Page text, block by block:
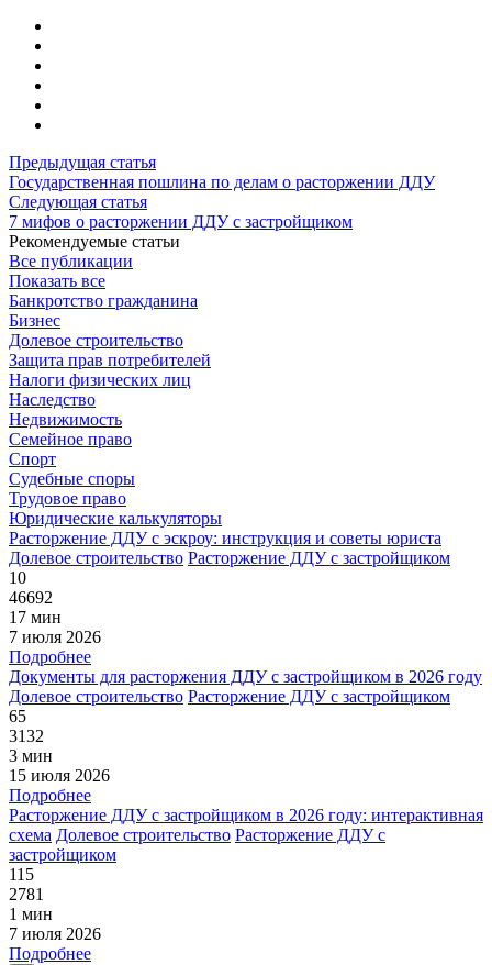
Предыдущая статья
Государственная пошлина по делам о расторжении ДДУ
Следующая статья
7 мифов о расторжении ДДУ с застройщиком
Рекомендуемые статьи
Все публикации
Показать все
Банкротство гражданина
Бизнес
Долевое строительство
Защита прав потребителей
Налоги физических лиц
Наследство
Недвижимость
Семейное право
Спорт
Судебные споры
Трудовое право
Юридические калькуляторы
Расторжение ДДУ с эскроу: инструкция и советы юриста
Долевое строительство Расторжение ДДУ с застройщиком
10
46692
17 мин
7 июля 2026
Подробнее
Документы для расторжения ДДУ с застройщиком в 2026 году
Долевое строительство Расторжение ДДУ с застройщиком
65
3132
3 мин
15 июля 2026
Подробнее
Расторжение ДДУ с застройщиком в 2026 году: интерактивная
схема Долевое строительство Расторжение ДДУ с
застройщиком
115
2781
1 мин
7 июля 2026
Подробнее